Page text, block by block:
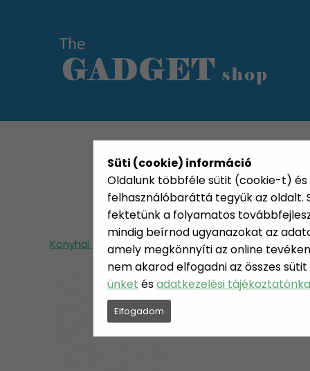
Süti (cookie) információ
Oldalunk többféle sütit (cookie-t)
felhasználóbaráttá tegyük az oldalt.
fektetünk a folyamatos
mindig beírnod ugyanazokat az
amely megkönnyíti az online
nem akarod elfogadni az összes
ünket ésadatkezelési
Elfogadom
KATEGÓRIÁK HETI
Konyhai termékek Konyhai kiegészítők